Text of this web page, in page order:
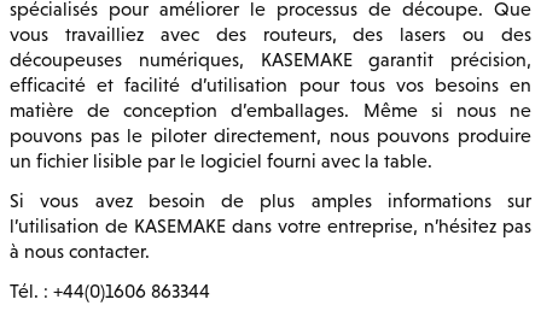
spécialisés pour améliorer le processus de découpe. Que
vous travailliez avec des routeurs, des lasers ou des
découpeuses numériques, KASEMAKE garantit précision,
efficacité et facilité d’utilisation pour tous vos besoins en
matière de conception d’emballages. Même si nous ne
pouvons pas le piloter directement, nous pouvons produire
un fichier lisible par le logiciel fourni avec la table.
Si vous avez besoin de plus amples informations sur
l’utilisation de KASEMAKE dans votre entreprise, n’hésitez pas
à nous contacter.
Tél. : +44(0)1606 863344